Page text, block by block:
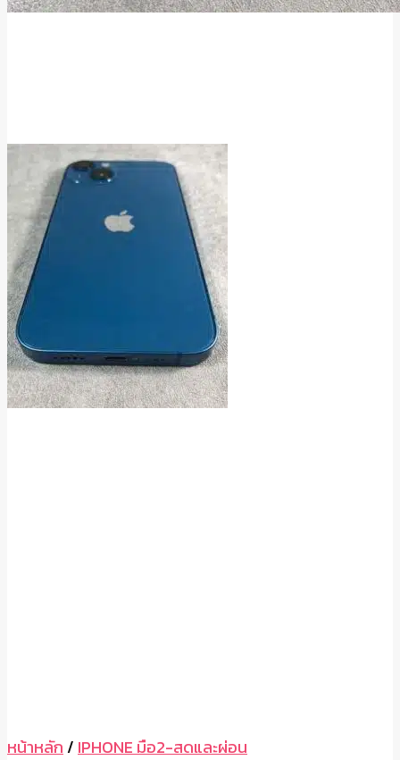
หน้าหลัก / IPHONE มือ2-สดและผ่อน